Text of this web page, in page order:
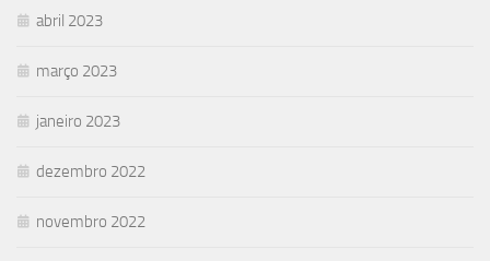
abril 2023
março 2023
janeiro 2023
dezembro 2022
novembro 2022